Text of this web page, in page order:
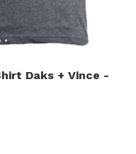
Daks + Vince -